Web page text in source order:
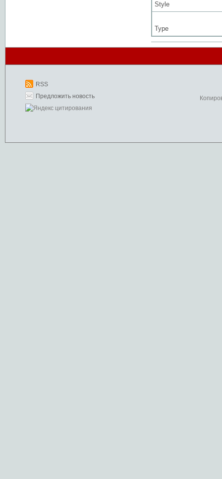
Style
Type
RSS
Предложить новость